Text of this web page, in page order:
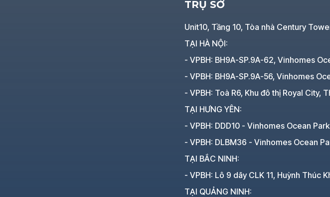
TRỤ SỞ
Unit10, Tầng 10, Tòa nhà Century
TẠI HÀ NỘI:
- VPBH: BH9A-SP.9A-62, Vinhomes
- VPBH: BH9A-SP.9A-56, Vinhomes
- VPBH: Toà R6, Khu đô thị Royal City,
TẠI HƯNG YÊN:
- VPBH: DDD10 - Vinhomes Ocean
- VPBH: DLBM36 - Vinhomes Ocean
TẠI BẮC NINH:
- VPBH: Lô 9 dãy CLK 11, Huỳnh Thúc
TẠI QUẢNG NINH: